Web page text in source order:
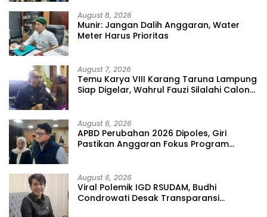
August 8, 2026
Munir: Jangan Dalih Anggaran, Water
Meter Harus Prioritas
August 7, 2026
Temu Karya VIII Karang Taruna Lampung
Siap Digelar, Wahrul Fauzi Silalahi Calon
August 6, 2026
APBD Perubahan 2026 Dipoles, Giri
Pastikan Anggaran Fokus Program
August 6, 2026
Viral Polemik IGD RSUDAM, Budhi
Condrowati Desak Transparansi